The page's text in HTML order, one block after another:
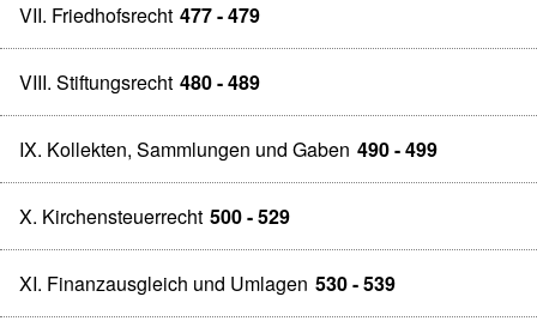
VII. Friedhofsrecht 477 - 479
VIII. Stiftungsrecht 480 - 489
IX. Kollekten, Sammlungen und Gaben 490 - 499
X. Kirchensteuerrecht 500 - 529
XI. Finanzausgleich und Umlagen 530 - 539